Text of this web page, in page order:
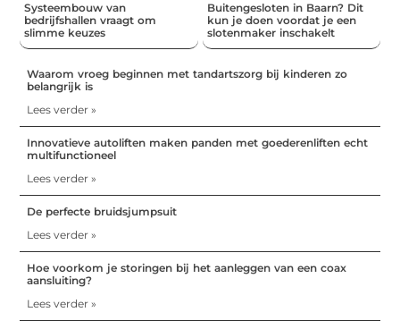
Systeembouw van
bedrijfshallen vraagt om
slimme keuzes
Buitengesloten in Baarn? Dit
kun je doen voordat je een
slotenmaker inschakelt
Waarom vroeg beginnen met tandartszorg bij kinderen zo
belangrijk is
Lees verder »
Innovatieve autoliften maken panden met goederenliften echt
multifunctioneel
Lees verder »
De perfecte bruidsjumpsuit
Lees verder »
Hoe voorkom je storingen bij het aanleggen van een coax
aansluiting?
Lees verder »